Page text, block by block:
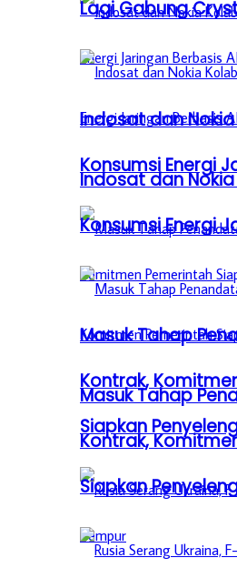
Indosat dan
Konsumsi Energi
Masuk Tahap
Kontrak,
Siapkan
Lagi Gabung
Indosat dan
Konsumsi Energi
Masuk Tahap
Kontrak,
Siapkan